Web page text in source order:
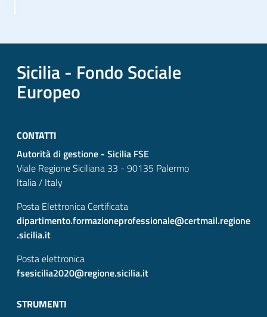
Sicilia - Fondo Sociale
Europeo
CONTATTI
Autorità di gestione - Sicilia FSE
Viale Regione Siciliana 33 - 90135 Palermo
Italia / Italy
Posta Elettronica Certificata
dipartimento.formazioneprofessionale@certmail.regione
.sicilia.it
Posta elettronica
fsesicilia2020@regione.sicilia.it
STRUMENTI